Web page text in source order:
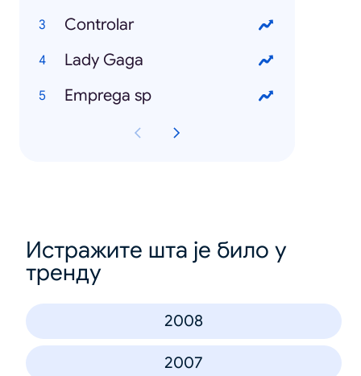
Controlar
Lady Gaga
Emprega sp
Истражите шта је било у
тренду
2008
2007